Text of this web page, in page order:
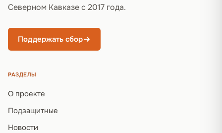
Северном Кавказе с 2017 года.
Поддержать сбор
РАЗДЕЛЫ
О проекте
Подзащитные
Новости